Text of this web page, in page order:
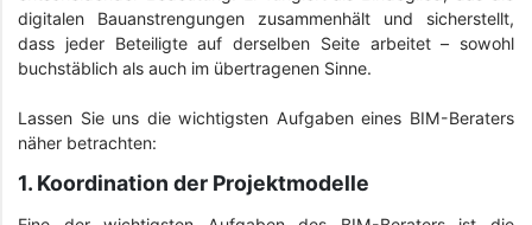
digitalen Bauanstrengungen zusammenhält und sicherstellt,
dass jeder Beteiligte auf derselben Seite arbeitet – sowohl
buchstäblich als auch im übertragenen Sinne.
Lassen Sie uns die wichtigsten Aufgaben eines BIM-Beraters
näher betrachten:
1. Koordination der Projektmodelle